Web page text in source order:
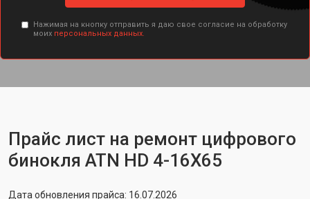
Нажимая на кнопку отправить я даю свое согласие на обработку
моих персональных данных.
Прайс лист на ремонт цифрового
бинокля ATN HD 4-16X65
Дата обновления прайса: 16.07.2026